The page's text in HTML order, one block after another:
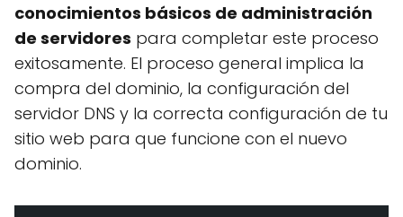
conocimientos básicos de administración
de servidores para completar este proceso
exitosamente. El proceso general implica la
compra del dominio, la configuración del
servidor DNS y la correcta configuración de tu
sitio web para que funcione con el nuevo
dominio.